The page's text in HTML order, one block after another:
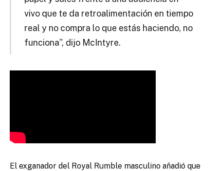
vivo que te da retroalimentación en tiempo
real y no compra lo que estás haciendo, no
funciona”, dijo McIntyre.
El exganador del Royal Rumble masculino añadió que